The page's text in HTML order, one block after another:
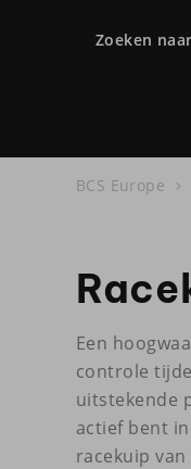
Zoeken
BCS Europe
Een
controle
uitstekende
actief bent
racekuip